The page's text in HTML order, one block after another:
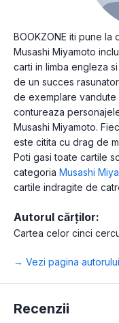
BOOKZONE iti pune
Musashi Miyamoto
carti in limba engleza
de un succes
de exemplare vandute
contureaza
Musashi Miyamoto.
este citita cu drag de
Poti gasi toate cartile
categoria Musashi
cartile indragite de
Autorul cărților:
Cartea celor cinci
→ Vezi pagina autorului
Recenzii